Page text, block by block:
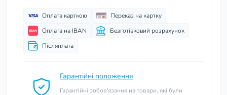
Оплата карткою
Переказ на картку
Оплата на IBAN
Безготівковий розрахунок
Післяплата
Гарантійні положення
Гарантійні зобов'язання на товари, які були